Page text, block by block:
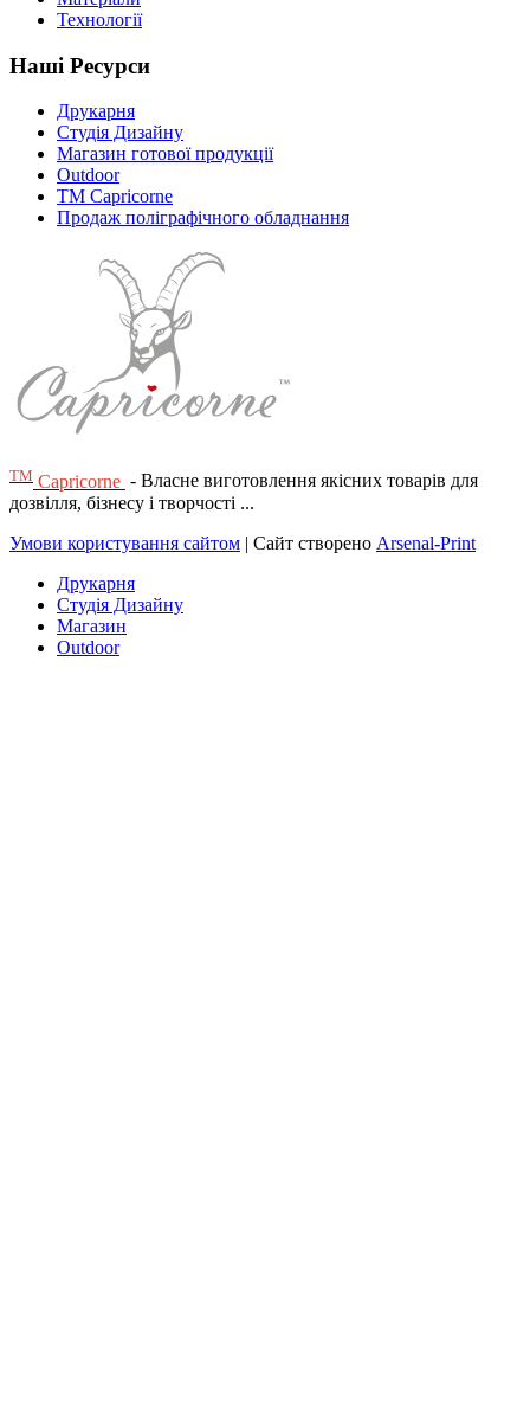
Технології
Наші Ресурси
Друкарня
Студія Дизайну
Магазин готової продукції
Outdoor
TM Capricorne
Продаж поліграфічного обладнання
ТМ Capricorne - Власне виготовлення якісних товарів для
дозвілля, бізнесу і творчості ...
Умови користування сайтом | Сайт створено Arsenal-Print
Друкарня
Студія Дизайну
Магазин
Outdoor